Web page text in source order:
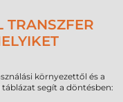
TRANSZFER
környezettől és a
segít a döntésben: